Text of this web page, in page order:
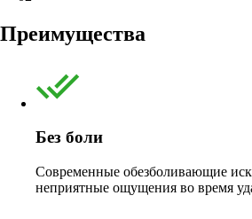
Преимущества
Без боли
Современные обезболивающие
неприятные ощущения во время